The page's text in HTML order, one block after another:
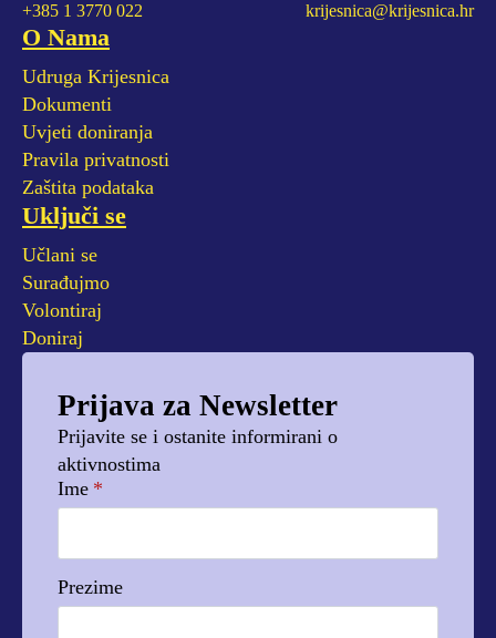
+385 1 3770 022 krijesnica@krijesnica.hr
O Nama
Udruga Krijesnica
Dokumenti
Uvjeti doniranja
Pravila privatnosti
Zaštita podataka
Uključi se
Učlani se
Surađujmo
Volontiraj
Doniraj
Prijava za Newsletter
Prijavite se i ostanite informirani o
aktivnostima
Ime *
Prezime